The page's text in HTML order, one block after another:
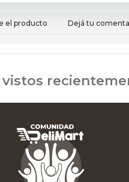
el producto Dejá tu